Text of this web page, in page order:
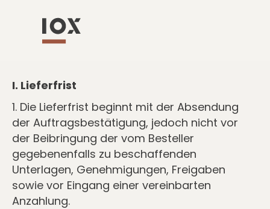
GENERAL TERMS AND
CONDITIONS IOX GMBH EN
I. Lieferfrist
1. Die Lieferfrist beginnt mit der Absendung
der Auftragsbestätigung, jedoch nicht vor
der Beibringung der vom Besteller
gegebenenfalls zu beschaffenden
Unterlagen, Genehmigungen, Freigaben
sowie vor Eingang einer vereinbarten
Anzahlung.